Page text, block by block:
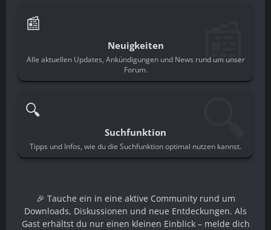
📰
Neuigkeiten
Alle aktuellen Updates, Ankündigungen und News rund um unser
Forum.
📰
🔍
Suchfunktion
Tipps und Infos, wie du die Suchfunktion optimal nutzen kannst.
🎉 Tauche ein in eine aktive Community rund um
Downloads, Diskussionen und neue Entdeckungen. Als
Gast erhältst du nur einen kleinen Einblick – melde dich